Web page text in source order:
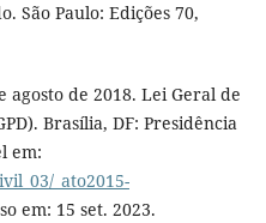
São Paulo: Edições 70,
agosto de 2018. Lei Geral de
Brasília, DF: Presidência
em:
_ato2015-
em: 15 set. 2023.